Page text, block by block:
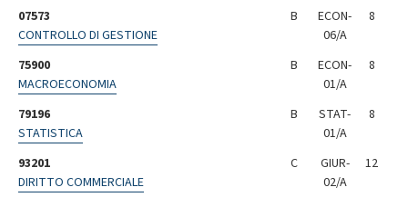
07573
CONTROLLO DI GESTIONE
B
ECON-
06/A
8
75900
MACROECONOMIA
B
ECON-
01/A
8
79196
STATISTICA
B
STAT-
01/A
8
93201
DIRITTO COMMERCIALE
C
GIUR-
02/A
12